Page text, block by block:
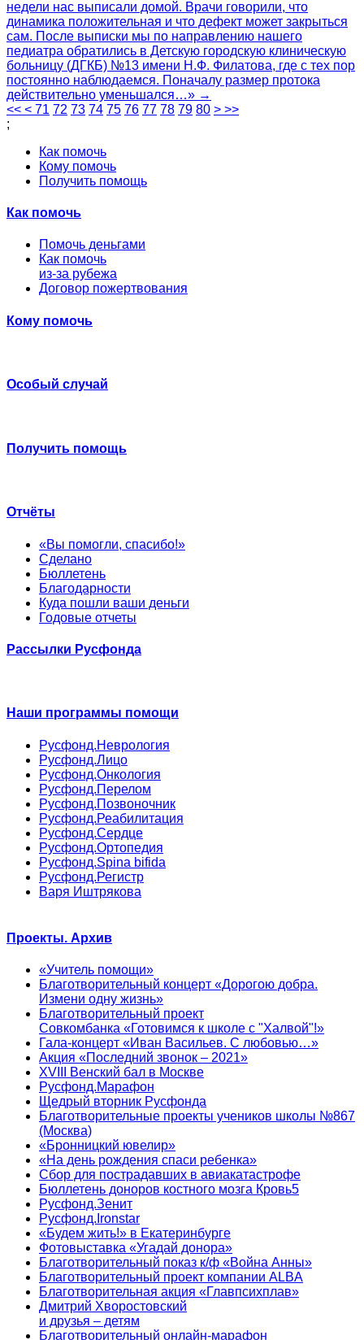
недели нас выписали домой. Врачи говорили, что
динамика положительная и что дефект может закрыться
сам. После выписки мы по направлению нашего
педиатра обратились в Детскую городскую клиническую
больницу (ДГКБ) №13 имени Н.Ф. Филатова, где с тех пор
постоянно наблюдаемся. Поначалу размер протока
действительно уменьшался…» →
<< < 71 72 73 74 75 76 77 78 79 80 > >>
;
Как помочь
Кому помочь
Получить помощь
Как помочь
Помочь деньгами
Как помочь
из-за рубежа
Договор пожертвования
Кому помочь
Особый случай
Получить помощь
Отчёты
«Вы помогли, спасибо!»
Сделано
Бюллетень
Благодарности
Куда пошли ваши деньги
Годовые отчеты
Рассылки Русфонда
Наши программы помощи
Русфонд.Неврология
Русфонд.Лицо
Русфонд.Онкология
Русфонд.Перелом
Русфонд.Позвоночник
Русфонд.Реабилитация
Русфонд.Сердце
Русфонд.Ортопедия
Русфонд.Spina bifida
Русфонд.Регистр
Варя Иштрякова
Проекты. Архив
«Учитель помощи»
Благотворительный концерт «Дорогою добра.
Измени одну жизнь»
Благотворительный проект
Совкомбанка «Готовимся к школе с "Халвой"!»
Гала-концерт «Иван Васильев. С любовью…»
Акция «Последний звонок – 2021»
XVIII Венский бал в Москве
Русфонд.Марафон
Щедрый вторник Русфонда
Благотворительные проекты учеников школы №867
(Москва)
«Бронницкий ювелир»
«На день рождения спаси ребенка»
Сбор для пострадавших в авиакатастрофе
Бюллетень доноров костного мозга Кровь5
Русфонд.Зенит
Русфонд.Ironstar
«Будем жить!» в Екатеринбурге
Фотовыставка «Угадай донора»
Благотворительный показ к/ф «Война Анны»
Благотворительный проект компании ALBA
Благотворительная акция «Главпсихплав»
Дмитрий Хворостовский
и друзья – детям
Благотворительный онлайн‑марафон